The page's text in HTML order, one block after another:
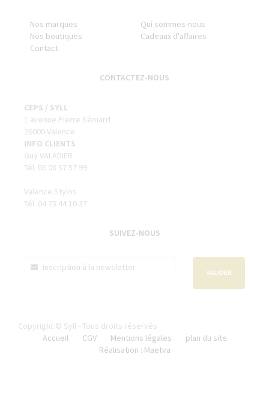
Nos marques
Qui sommes-nous
Nos boutiques
Cadeaux d'affaires
Contact
CONTACTEZ-NOUS
CEPS / SYLL
1 avenue Pierre Sémard
26000 Valence
INFO CLIENTS
Guy VALADIER
Tél. 06 08 57 57 99
Valence Stylos
Tél. 04 75 44 10 37
SUIVEZ-NOUS
VALIDER
Copyright © Syll - Tous droits réservés
Accueil
CGV Mentions légales
plan du site
Réalisation : Maetva